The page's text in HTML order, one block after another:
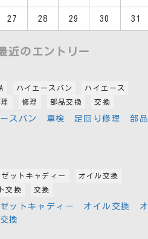
27 28 29 30 31
近のエントリー
ハイエースバン
ハイエース
修理 部品交換 交換
ースバン 車検 足回り修理 部品
ゼットキャディー
オイル交換
交換
交換
ットキャディー オイル交換 オ
換